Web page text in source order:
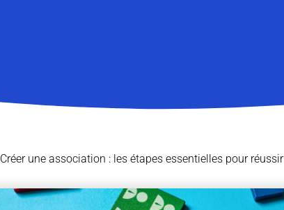
Créer une association : les étapes essentielles pour réussir